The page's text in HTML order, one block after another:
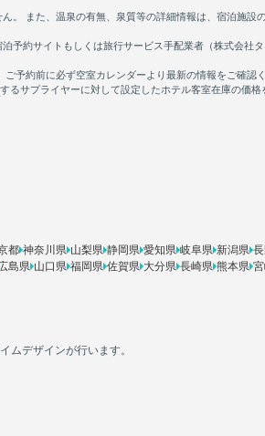
都 神奈川県 山梨県 静岡県 愛知県 岐阜県 新潟県
島県 山口県 福岡県 佐賀県 大分県 長崎県 熊本県
ムデザインが行います。